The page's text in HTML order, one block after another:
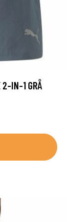
2-IN-1 GRÅ